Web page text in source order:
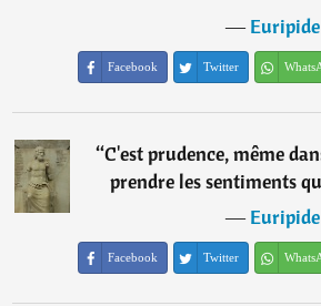
―Euripide
Facebook Twitter
“C'est prudence, même
prendre les sentiments
―Euripide
Facebook Twitter